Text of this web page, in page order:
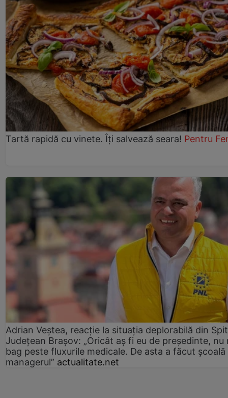
Tartă rapidă cu vinete. Îți salvează seara! Pentru
Adrian Veștea, reacție la situația deplorabilă din
Județean Brașov: „Oricât aș fi eu de președinte, nu
bag peste fluxurile medicale. De asta a făcut școală
managerul” actualitate.net